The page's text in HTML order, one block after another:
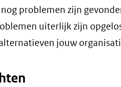
problemen zijn
uiterlijk zijn
jouw